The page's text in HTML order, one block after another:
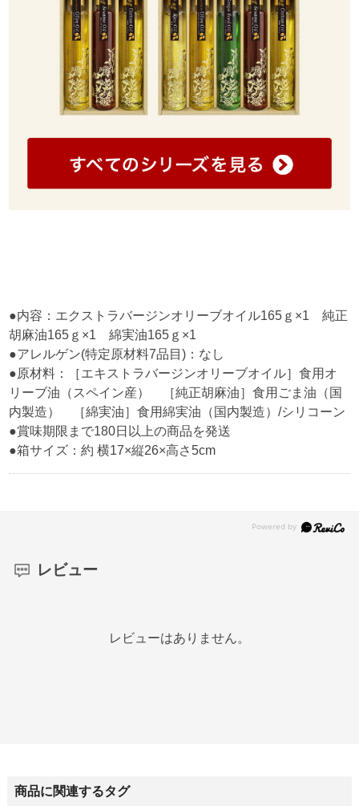
●内容：エクストラバージンオリーブオイル165ｇ×1 純正
胡麻油165ｇ×1 綿実油165ｇ×1
●アレルゲン(特定原材料7品目)：なし
●原材料：［エキストラバージンオリーブオイル］食用オ
リーブ油（スペイン産） ［純正胡麻油］食用ごま油（国
内製造） ［綿実油］食用綿実油（国内製造）/シリコーン
●賞味期限まで180日以上の商品を発送
●箱サイズ：約 横17×縦26×高さ5cm
レビュー
レビューはありません。
商品に関連するタグ